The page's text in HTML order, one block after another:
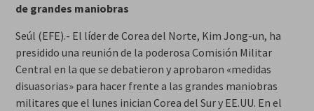
de grandes maniobras
Seúl (EFE).- El líder de Corea del Norte, Kim Jong-un, ha
presidido una reunión de la poderosa Comisión Militar
Central en la que se debatieron y aprobaron «medidas
disuasorias» para hacer frente a las grandes maniobras
militares que el lunes inician Corea del Sur y EE.UU. En el